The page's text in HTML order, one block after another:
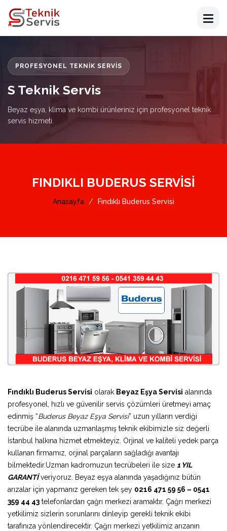
PROFESYONEL TEKNIK SERVIS
S Teknik Servis
Beyaz eşya, klima ve kombi ürünleriniz için profesyonel teknik
servis hizmeti.
FINDIKLI BUDERUS SERVISI
Anasayfa Fındıklı Buderus Servisi
Fındıklı Buderus Servisi olarak Beyaz Eşya Servisi alanında
profesyonel, hızlı ve güvenilir servis çözümleri üretmeyi amaç
edinmiş “Buderus Beyaz Eşya Servisi” uzun yılların verdiği
tecrübe ile alanında uzmanlaşmış teknik ekibimizle siz değerli
İstanbul halkına hizmet etmekteyiz. Orjinal ve kaliteli yedek parça
kullanan firmamız, orjinal parçaların sağladığı avantajı
bilmektedir.Uzman kadromuzun tecrübeleri ile size 1 YIL
GARANTİveriyoruz. Beyaz eşya alanında yaşadığınız bütün
arızalar için yapmanız gereken tek şey 0216 471 59 56 – 0541
359 44 43 telefonlardan çağrı merkezi aramaktır. Çağrı merkezi
yetkilimiz sizlerin sorunlarını dinleyip gerekli teknik ekibi
tarafınıza yönlendirecektir. Çağrı merkezi yetkilimiz arızanın